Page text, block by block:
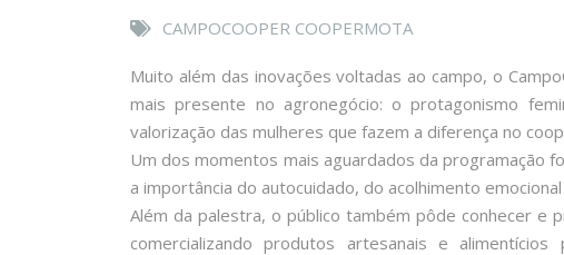
CAMPOCOOPER COOPERMOTA
Muito além das inovações voltadas ao campo, o
mais presente no agronegócio: o protagonismo
valorização das mulheres que fazem a diferença no
Um dos momentos mais aguardados da programação
a importância do autocuidado, do acolhimento
Além da palestra, o público também pôde conhecer e
comercializando produtos artesanais e